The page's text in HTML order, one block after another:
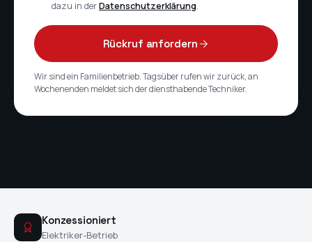
dazu in derDatenschutzerklärung.
Rückruf anfordern
Wir sind ein Familienbetrieb. Tagsüber rufen wir zurück, an
Wochenenden meldet sich der diensthabende Techniker.
Konzessioniert
Elektriker-Betrieb